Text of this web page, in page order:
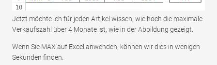
Jetzt möchte ich für jeden Artikel wissen, wie hoch die maximale
Verkaufszahl über 4 Monate ist, wie in der Abbildung gezeigt.
Wenn Sie MAX auf Excel anwenden, können wir dies in wenigen
Sekunden finden.